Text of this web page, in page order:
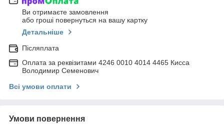
Ви отримаєте замовлення
або гроші повернуться на вашу картку
Детальніше
Післяплата
Оплата за реквізитами 4246 0010 4014 4465 Кисса
Володимир Семенович
Всі умови оплати
Умови повернення